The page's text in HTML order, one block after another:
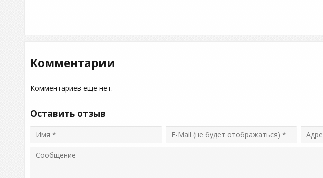
Комментарии
Комментариев ещё нет.
Оставить отзыв